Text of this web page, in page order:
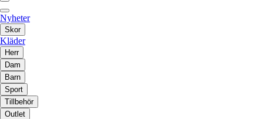
Nyheter
Skor
Kläder
Herr
Dam
Barn
Sport
Tillbehör
Outlet